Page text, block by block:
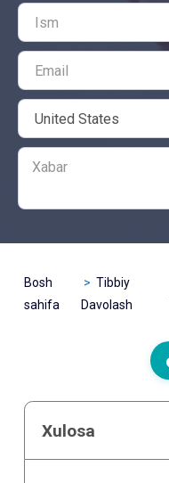
Bosh
sahifa
Tibbiy
Davolash
Xulosa